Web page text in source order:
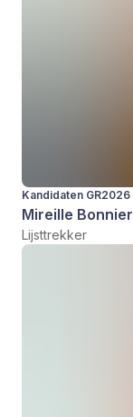
Kandidaten GR2026
Mireille Bonnier
Lijsttrekker